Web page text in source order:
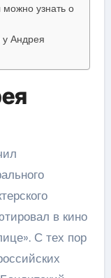
узнать о
Андрея
в кино
С тех пор